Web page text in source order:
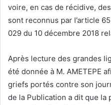
voire, en cas de récidive,
sont reconnus par l’article
029 du 10 décembre 2018
Après lecture des grandes
été donnée à M. AMETEPE
griefs portés contre son
de la Publication a dit que la